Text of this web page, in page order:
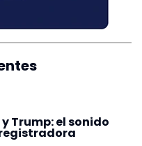
Trump: el sonido